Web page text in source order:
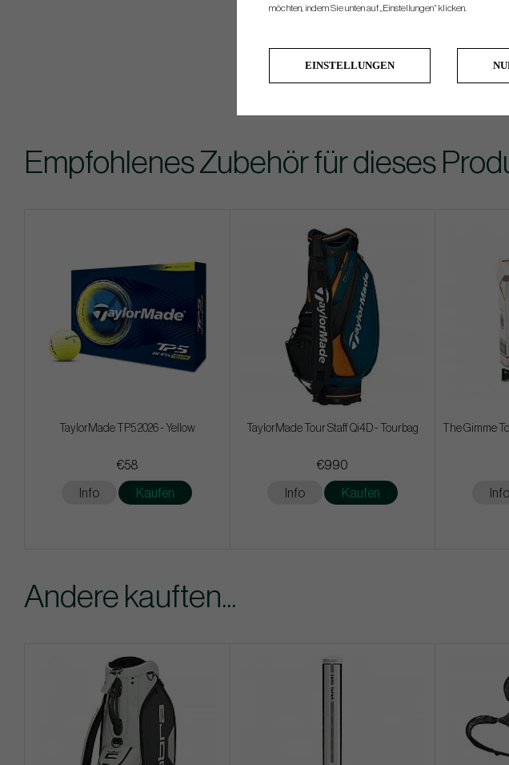
Empfohlenes Zubehör für dieses
TaylorMade TP5 2026 - Yellow
€58
Info Kaufen
TaylorMade Tour Staff Qi4D - Tourbag
€990
Info Kaufen
The Gimme
Info
Andere kauften...
möchten, indem Sie unten auf „Einstellungen“ klicken.
EINSTELLUNGEN